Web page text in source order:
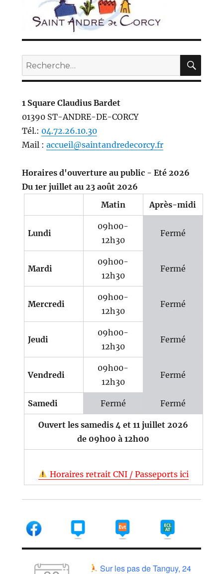
Recherche
pour :
1 Square Claudius Bardet
01390 ST-ANDRE-DE-CORCY
Tél.: 04.72.26.10.30
Mail : accueil@saintandredecorcy.fr
Horaires d'ouverture au public - Eté 2026
Du 1er juillet au 23 août 2026
Matin
Après-midi
Lundi
09h00-
12h30
Fermé
Mardi
09h00-
12h30
Fermé
Mercredi
09h00-
12h30
Fermé
Jeudi
09h00-
12h30
Fermé
Vendredi
09h00-
12h30
Fermé
Samedi Fermé Fermé
Ouvert les samedis 4 et 11 juillet 2026
de 09h00 à 12h00
Horaires retrait CNI / Passeports ici
Sur les pas de Tanguy, 24